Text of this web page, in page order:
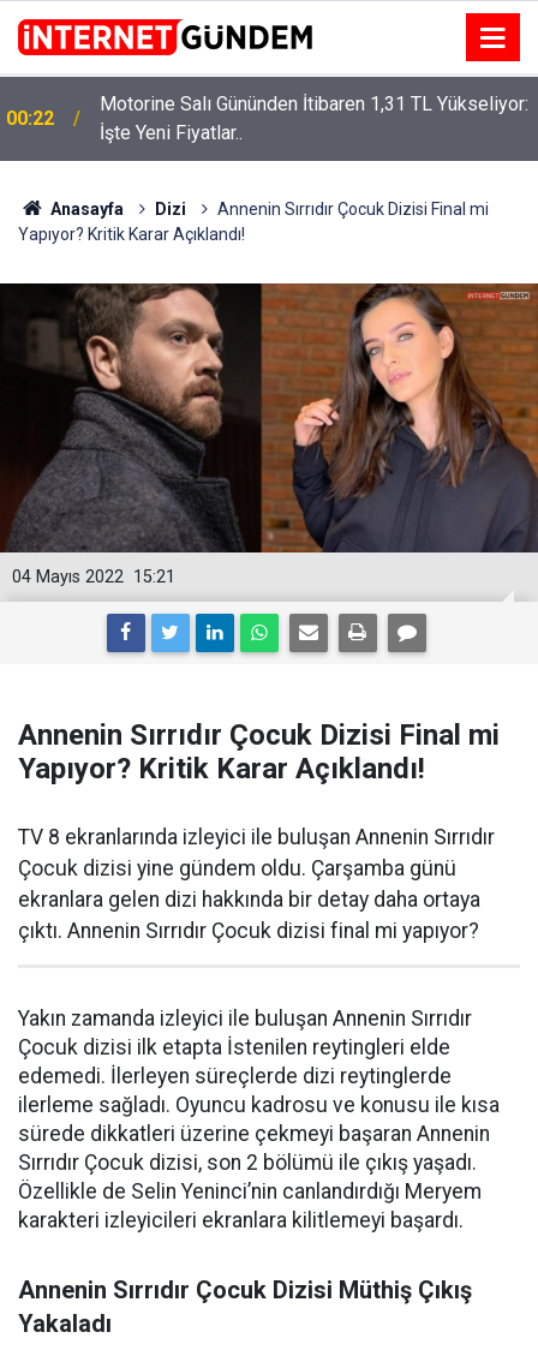
00:22
Motorine Salı Gününden İtibaren 1,31 TL Yükseliyor:
İşte Yeni Fiyatlar..
Anasayfa Dizi
Annenin Sırrıdır Çocuk Dizisi Final mi
Yapıyor? Kritik Karar Açıklandı!
15:21
04 Mayıs 2022
Annenin Sırrıdır Çocuk Dizisi Final mi
Yapıyor? Kritik Karar Açıklandı!
TV 8 ekranlarında izleyici ile buluşan Annenin Sırrıdır
Çocuk dizisi yine gündem oldu. Çarşamba günü
ekranlara gelen dizi hakkında bir detay daha ortaya
çıktı. Annenin Sırrıdır Çocuk dizisi final mi yapıyor?
Yakın zamanda izleyici ile buluşan Annenin Sırrıdır
Çocuk dizisi ilk etapta İstenilen reytingleri elde
edemedi. İlerleyen süreçlerde dizi reytinglerde
ilerleme sağladı. Oyuncu kadrosu ve konusu ile kısa
sürede dikkatleri üzerine çekmeyi başaran Annenin
Sırrıdır Çocuk dizisi, son 2 bölümü ile çıkış yaşadı.
Özellikle de Selin Yeninci’nin canlandırdığı Meryem
karakteri izleyicileri ekranlara kilitlemeyi başardı.
Annenin Sırrıdır Çocuk Dizisi Müthiş Çıkış
Yakaladı